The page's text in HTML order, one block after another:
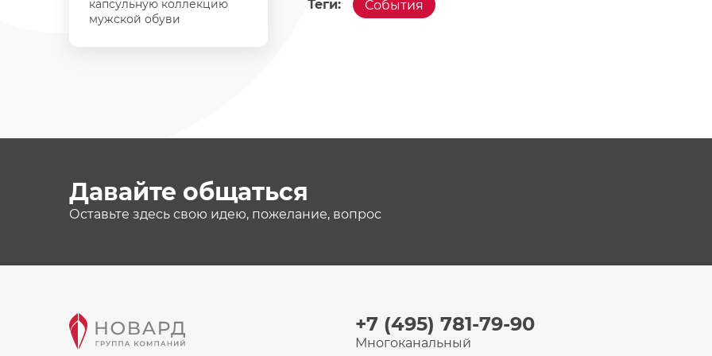
капсульную коллекцию
мужской обуви
Теги: События
Давайте общаться
Оставьте здесь свою идею, пожелание, вопрос
+7 (495) 781-79-90
Многоканальный